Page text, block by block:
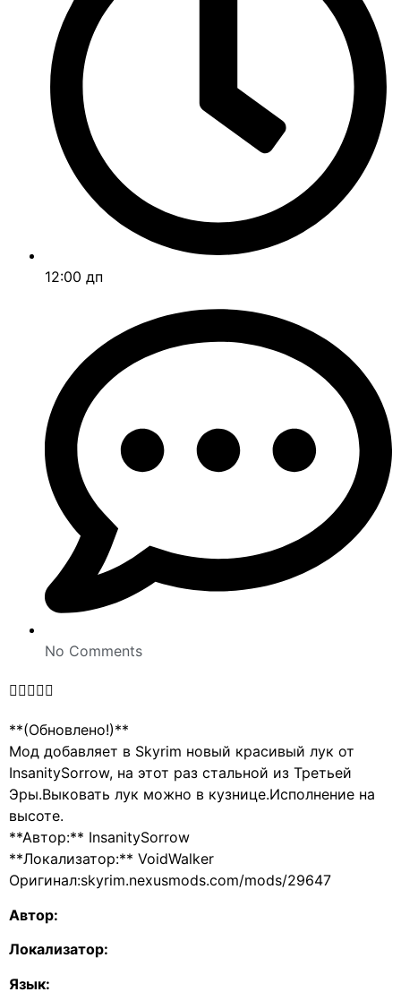
12:00 дп
No Comments

**(Обновлено!)**
Мод добавляет в Skyrim новый красивый лук от
InsanitySorrow, на этот раз стальной из Третьей
Эры.Выковать лук можно в кузнице.Исполнение на
высоте.
**Автор:** InsanitySorrow
**Локализатор:** VoidWalker
Оригинал:skyrim.nexusmods.com/mods/29647
Автор:
Локализатор:
Язык: